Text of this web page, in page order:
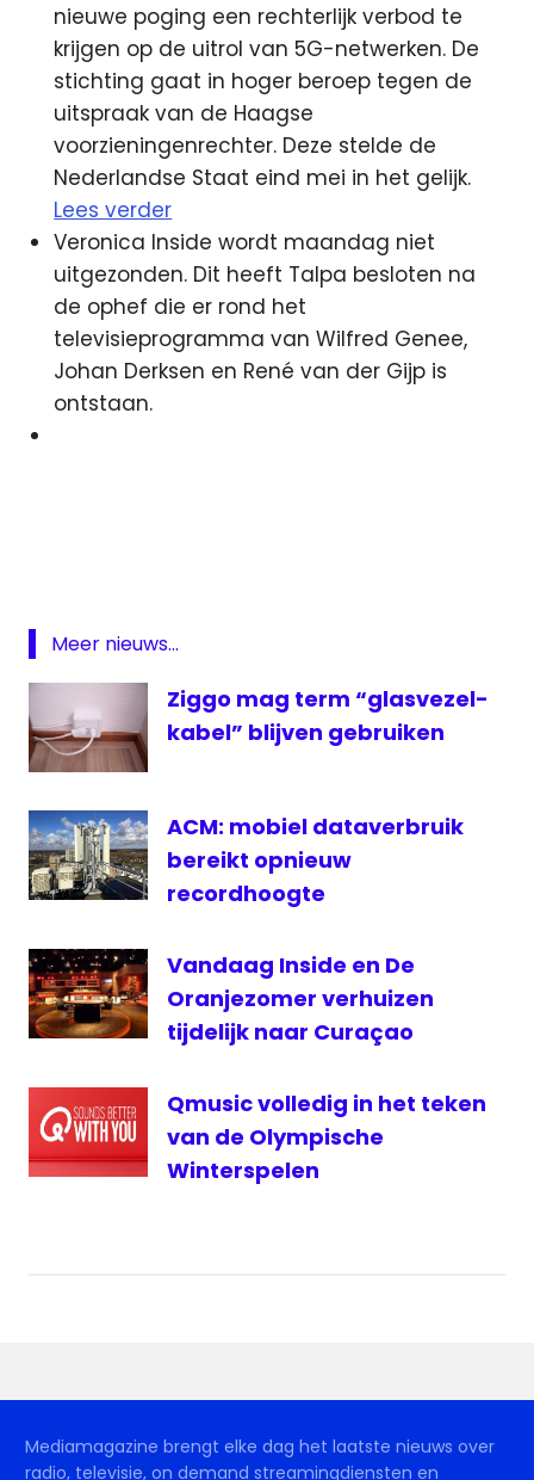
nieuwe poging een rechterlijk verbod te
krijgen op de uitrol van 5G-netwerken. De
stichting gaat in hoger beroep tegen de
uitspraak van de Haagse
voorzieningenrechter. Deze stelde de
Nederlandse Staat eind mei in het gelijk.
Lees verder
Veronica Inside wordt maandag niet
uitgezonden. Dit heeft Talpa besloten na
de ophef die er rond het
televisieprogramma van Wilfred Genee,
Johan Derksen en René van der Gijp is
ontstaan.
EO
Glasvezel
Qmusic
Talpa
Meer nieuws...
Ziggo mag term “glasvezel-
kabel” blijven gebruiken
ACM: mobiel dataverbruik
bereikt opnieuw
recordhoogte
Vandaag Inside en De
Oranjezomer verhuizen
tijdelijk naar Curaçao
Qmusic volledig in het teken
van de Olympische
Winterspelen
Mediamagazine brengt elke dag het laatste nieuws over
radio, televisie, on demand streamingdiensten en